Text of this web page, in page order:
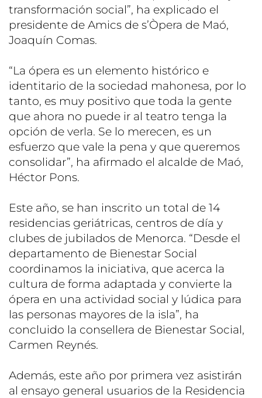
transformación social”, ha explicado el
presidente de Amics de s’Òpera de Maó,
Joaquín Comas.
“La ópera es un elemento histórico e
identitario de la sociedad mahonesa, por lo
tanto, es muy positivo que toda la gente
que ahora no puede ir al teatro tenga la
opción de verla. Se lo merecen, es un
esfuerzo que vale la pena y que queremos
consolidar”, ha afirmado el alcalde de Maó,
Héctor Pons.
Este año, se han inscrito un total de 14
residencias geriátricas, centros de día y
clubes de jubilados de Menorca. “Desde el
departamento de Bienestar Social
coordinamos la iniciativa, que acerca la
cultura de forma adaptada y convierte la
ópera en una actividad social y lúdica para
las personas mayores de la isla”, ha
concluido la consellera de Bienestar Social,
Carmen Reynés.
Además, este año por primera vez asistirán
al ensayo general usuarios de la Residencia